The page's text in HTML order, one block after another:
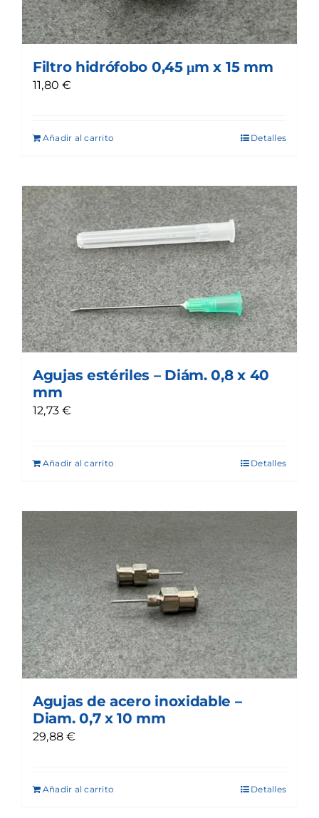
Filtro hidrófobo 0,45 μm x 15 mm
11,80€
Añadir al carrito Detalles
Agujas estériles – Diám. 0,8 x 40
mm
12,73€
Añadir al carrito Detalles
Agujas de acero inoxidable –
Diam. 0,7 x 10 mm
29,88€
Añadir al carrito Detalles